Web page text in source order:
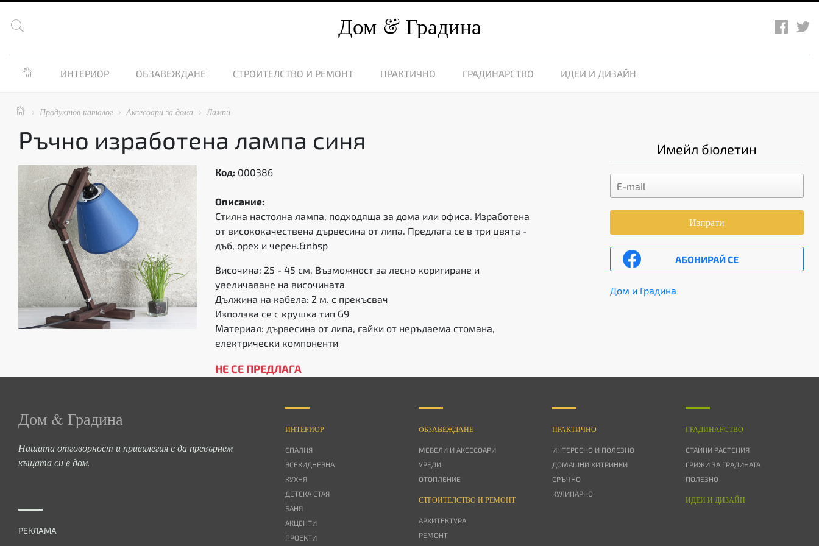
 Дом Градина
 ИНТЕРИОР ОБЗАВЕЖДАНЕ СТРОИТЕЛСТВО И РЕМОНТ ПРАКТИЧНО ГРАДИНАРСТВО ИДЕИ И ДИЗАЙН
  Продуктов каталог  Аксесоари за дома  Лампи
Ръчно изработена лампа синя
Код: 000386
Описание:
Стилна настолна лампа, подходяща за дома или офиса. Изработена
от висококачествена дървесина от липа. Предлага се в три цвята -
дъб, орех и черен.&nbsp
Височина: 25 - 45 см. Възможност за лесно коригиране и
увеличаване на височината
Дължина на кабела: 2 м. с прекъсвач
Използва се с крушка тип G9
Материал: дървесина от липа, гайки от неръдаема стомана,
електрически компоненти
НЕ СЕ ПРЕДЛАГА
Имейл бюлетин
Изпрати
АБОНИРАЙ СЕ
Дом и Градина
Дом & Градина
Нашата отговорност и привилегия е да превърнем
къщата си в дом.
РЕКЛАМА
ИНТЕРИОР
СПАЛНЯ
ВСЕКИДНЕВНА
КУХНЯ
ДЕТСКА СТАЯ
БАНЯ
АКЦЕНТИ
ПРОЕКТИ
OБЗАВЕЖДАНЕ
МЕБЕЛИ И АКСЕСОАРИ
УРЕДИ
ОТОПЛЕНИЕ
СТРОИТЕЛСТВО И РЕМОНТ
АРХИТЕКТУРА
РЕМОНТ
ПРАКТИЧНО
ИНТЕРЕСНО И ПОЛЕЗНО
ДОМАШНИ ХИТРИНКИ
СРЪЧНО
КУЛИНАРНО
ГРАДИНАРСТВО
СТАЙНИ РАСТЕНИЯ
ГРИЖИ ЗА ГРАДИНАТА
ПОЛЕЗНО
ИДЕИ И ДИЗАЙН